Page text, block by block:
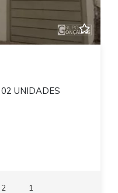
UNIDADES
2
1